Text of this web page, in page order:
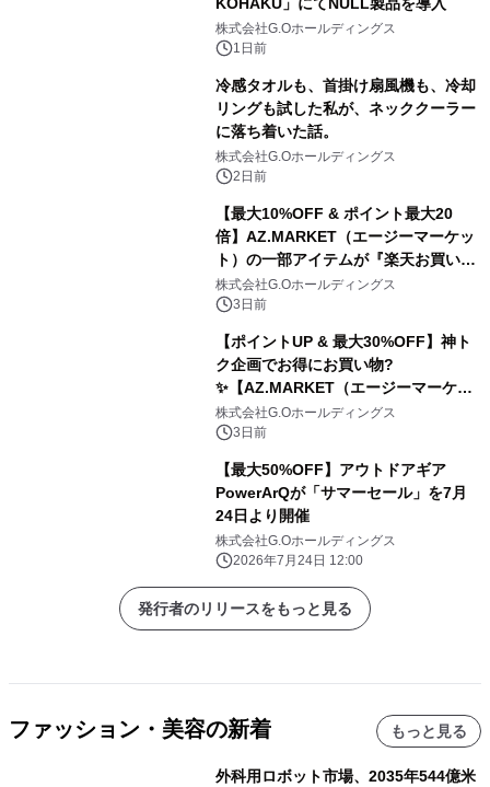
株式会社G.Oホールディングス
1日前
冷感タオルも、首掛け扇風機も、冷却
リングも試した私が、ネッククーラー
に落ち着いた話。
株式会社G.Oホールディングス
2日前
【最大10%OFF & ポイント最大20
倍】AZ.MARKET（エージーマーケッ
ト）の一部アイテムが『楽天お買い物
マラソン』でお得に！
株式会社G.Oホールディングス
3日前
【ポイントUP & 最大30%OFF】神ト
ク企画でお得にお買い物?️
✨【AZ.MARKET（エージーマーケッ
ト）】
株式会社G.Oホールディングス
3日前
【最大50%OFF】アウトドアギア
PowerArQが「サマーセール」を7月
24日より開催
株式会社G.Oホールディングス
2026年7月24日 12:00
発行者のリリースをもっと見る
ファッション・美容の新着 もっと見る
外科用ロボット市場、2035年544億米